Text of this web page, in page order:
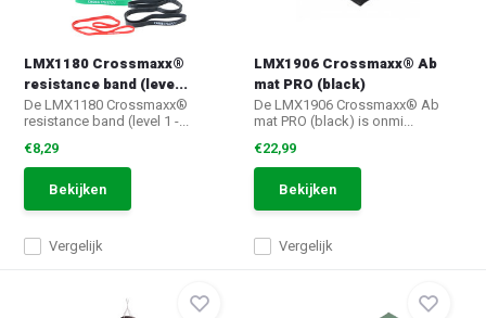
LMX1180 Crossmaxx®
resistance band (leve...
De LMX1180 Crossmaxx®
resistance band (level 1 -...
Vergelijk
€8,29
Bekijken
LMX1906 Crossmaxx® Ab
mat PRO (black)
De LMX1906 Crossmaxx® Ab
mat PRO (black) is onmi...
Vergelijk
€22,99
Bekijken